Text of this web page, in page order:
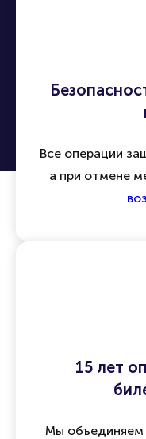
Все операции
а при отмене
15 лет
Мы объединяем